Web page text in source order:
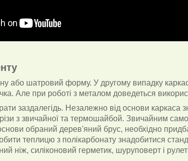
або шатровий форму. У другому випадку
Але при роботі з металом доведеться
заздалегідь. Незалежно від основи каркаса
з звичайної та термошайбой. Звичайним
обраний дерев'яний брус, необхідно
теплицю з полікарбонату знадобитися
ніж, силіконовий герметик, шуруповерт і